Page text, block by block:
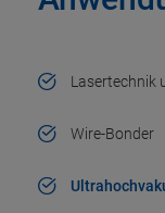
Lasertechnik
Wire-Bonder